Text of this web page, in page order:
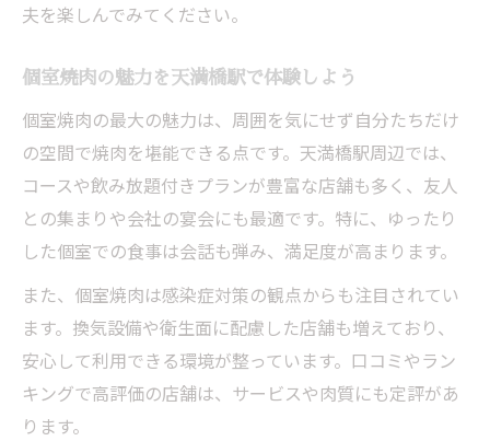
夫を楽しんでみてください。
個室焼肉の魅力を天満橋駅で体験しよう
個室焼肉の最大の魅力は、周囲を気にせず自分たちだけ
の空間で焼肉を堪能できる点です。天満橋駅周辺では、
コースや飲み放題付きプランが豊富な店舗も多く、友人
との集まりや会社の宴会にも最適です。特に、ゆったり
した個室での食事は会話も弾み、満足度が高まります。
また、個室焼肉は感染症対策の観点からも注目されてい
ます。換気設備や衛生面に配慮した店舗も増えており、
安心して利用できる環境が整っています。口コミやラン
キングで高評価の店舗は、サービスや肉質にも定評があ
ります。